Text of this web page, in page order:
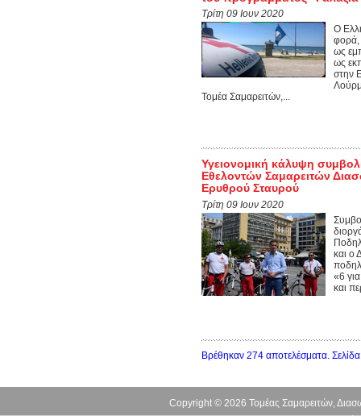
Τρίτη 09 Ιουν 2020
Ο
φορά,
ως
ως
στην
Τομέα Σαμαρειτών,...
Υγειονομική κάλυψη
Εθελοντών Σαμαρειτών
Ερυθρού Σταυρού
Τρίτη 09 Ιουν 2020
και ο
«6
και
Βρέθηκαν 274 αποτελέσματα.
Copyright © 2026 Τομέας Σαμαρειτών,